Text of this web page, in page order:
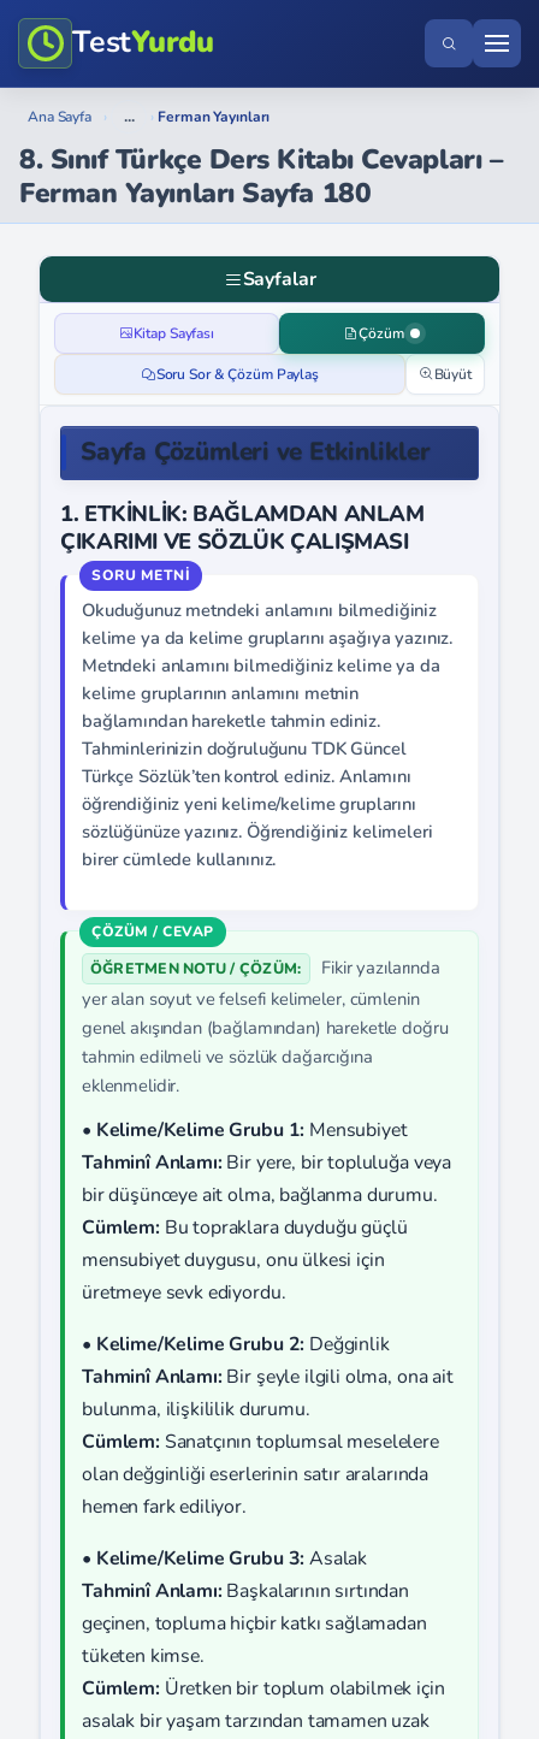
TestYurdu
Ana Sayfa › ... › Ferman Yayınları
8. Sınıf Türkçe Ders Kitabı Cevapları –
Ferman Yayınları Sayfa 180
Sayfalar
Kitap Sayfası Çözüm
Soru Sor & Çözüm Paylaş Büyüt
Sayfa Çözümleri ve Etkinlikler
1. ETKİNLİK: BAĞLAMDAN ANLAM
ÇIKARIMI VE SÖZLÜK ÇALIŞMASI
Okuduğunuz metndeki anlamını bilmediğiniz
kelime ya da kelime gruplarını aşağıya yazınız.
Metndeki anlamını bilmediğiniz kelime ya da
kelime gruplarının anlamını metnin
bağlamından hareketle tahmin ediniz.
Tahminlerinizin doğruluğunu TDK Güncel
Türkçe Sözlük’ten kontrol ediniz. Anlamını
öğrendiğiniz yeni kelime/kelime gruplarını
sözlüğünüze yazınız. Öğrendiğiniz kelimeleri
birer cümlede kullanınız.
ÖĞRETMEN NOTU / ÇÖZÜM:
Fikir yazılarında
yer alan soyut ve felsefi kelimeler, cümlenin
genel akışından (bağlamından) hareketle doğru
tahmin edilmeli ve sözlük dağarcığına
eklenmelidir.
• Kelime/Kelime Grubu 1: Mensubiyet
Tahminî Anlamı: Bir yere, bir topluluğa veya
bir düşünceye ait olma, bağlanma durumu.
Cümlem: Bu topraklara duyduğu güçlü
mensubiyet duygusu, onu ülkesi için
üretmeye sevk ediyordu.
• Kelime/Kelime Grubu 2: Değginlik
Tahminî Anlamı: Bir şeyle ilgili olma, ona ait
bulunma, ilişkililik durumu.
Cümlem: Sanatçının toplumsal meselelere
olan değginliği eserlerinin satır aralarında
hemen fark ediliyor.
• Kelime/Kelime Grubu 3: Asalak
Tahminî Anlamı: Başkalarının sırtından
geçinen, topluma hiçbir katkı sağlamadan
tüketen kimse.
Cümlem: Üretken bir toplum olabilmek için
asalak bir yaşam tarzından tamamen uzak